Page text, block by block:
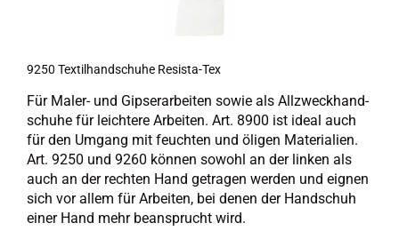
9250 Tex­til­hand­schu­he Resista-​​Tex
Für Maler-​ und Gip­ser­ar­bei­ten sowie als All­zweck­hand­
schu­he für leich­te­re Ar­bei­ten. Art. 8900 ist ideal auch
für den Um­gang mit feuch­ten und öli­gen Ma­te­ria­li­en.
Art. 9250 und 9260 kön­nen so­wohl an der lin­ken als
auch an der rech­ten Hand ge­tra­gen wer­den und eig­nen
sich vor allem für Ar­bei­ten, bei denen der Hand­schuh
einer Hand mehr be­an­sprucht wird.